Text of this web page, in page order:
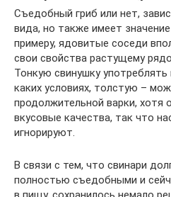
Съедобный гриб или нет,
вида, но также имеет
примеру, ядовитые соседи
свои свойства растущему
Тонкую свинушку употреблять
каких условиях, толстую –
продолжительной варки, хотя
вкусовые качества, так что
игнорируют.
В связи с тем, что свинари
полностью съедобными и